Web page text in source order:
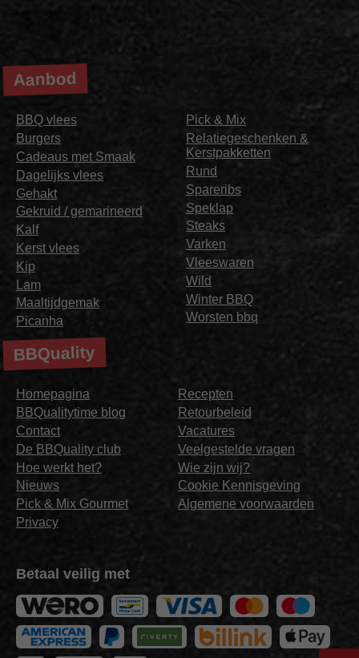
Aanbod
BBQ vlees
Burgers
Cadeaus met Smaak
Dagelijks vlees
Gehakt
Gekruid / gemarineerd
Kalf
Kerst vlees
Kip
Lam
Maaltijdgemak
Picanha
Pick & Mix
Relatiegeschenken &
Kerstpakketten
Rund
Spareribs
Speklap
Steaks
Varken
Vleeswaren
Wild
Winter BBQ
Worsten bbq
BBQuality
Homepagina
BBQualitytime blog
Contact
De BBQuality club
Hoe werkt het?
Nieuws
Pick & Mix Gourmet
Privacy
Recepten
Retourbeleid
Vacatures
Veelgestelde vragen
Wie zijn wij?
Cookie Kennisgeving
Algemene voorwaarden
Betaal veilig met